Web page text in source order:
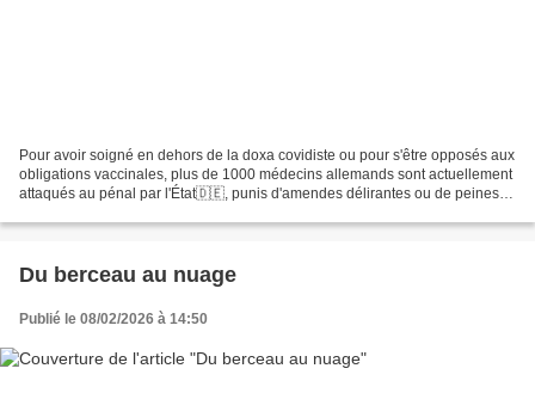
Pour avoir soigné en dehors de la doxa covidiste ou pour s'être opposés aux
obligations vaccinales, plus de 1000 médecins allemands sont actuellement
attaqués au pénal par l'État🇩🇪, punis d'amendes délirantes ou de peines
Du berceau au nuage
Publié le 08/02/2026 à 14:50